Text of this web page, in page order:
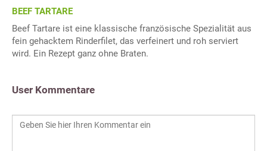
BEEF TARTARE
Beef Tartare ist eine klassische französische Spezialität aus
fein gehacktem Rinderfilet, das verfeinert und roh serviert
wird. Ein Rezept ganz ohne Braten.
User Kommentare